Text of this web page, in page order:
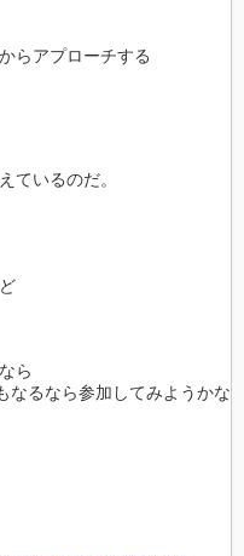
らアプローチする
ているのだ。
ら
なるなら参加してみようかな